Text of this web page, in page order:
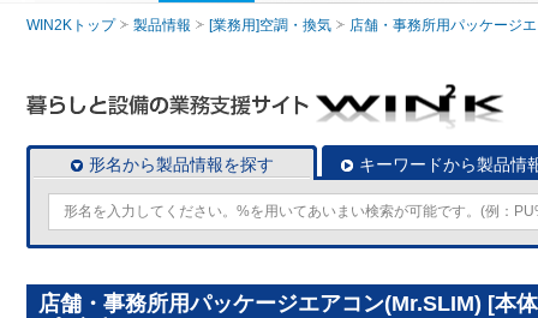
WIN2Kトップ 製品情報 [業務用]空調・換気 店舗・事務所用パッケージ
形名から製品情報を探す キーワードから製品情
店舗・事務所用パッケージエアコン(Mr.SLIM) [本